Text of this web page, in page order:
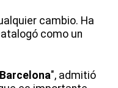
cambio. Ha
como un
Barcelona", admitió